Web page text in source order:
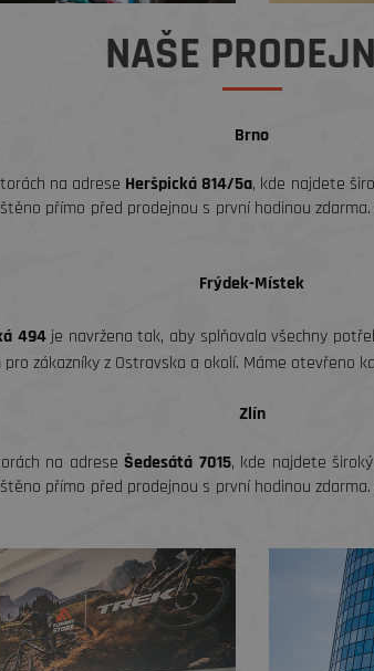
NAŠE
Brno
na adrese Heršpická 814/5a, kde najdete
přímo před prodejnou s první hodinou
Frýdek-Místek
494je navržena tak, aby splňovala všechny
zákazníky z Ostravska a okolí. Máme otevřeno
Zlín
na adreseŠedesátá 7015, kde najdete
přímo před prodejnou s první hodinou